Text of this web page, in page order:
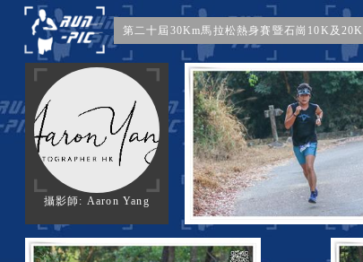
第二十屆30Km馬拉松熱身賽暨石崗10K及20K
攝影師: Aaron Yang